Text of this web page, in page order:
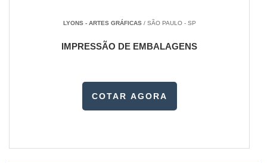
LYONS - ARTES GRÁFICAS/ SÃO PAULO - SP
IMPRESSÃO DE EMBALAGENS
COTAR AGORA